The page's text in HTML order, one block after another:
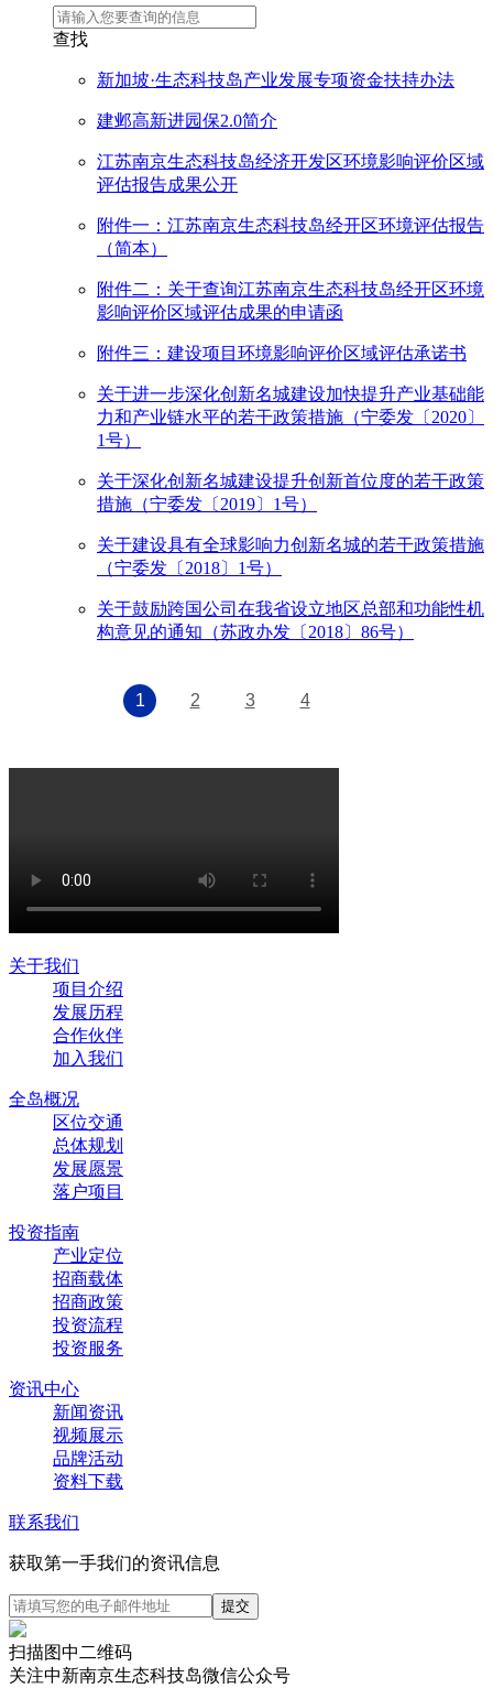
查找
新加坡·生态科技岛产业发展专项资金扶持办法
建邺高新进园保2.0简介
江苏南京生态科技岛经济开发区环境影响评价区域
评估报告成果公开
附件一：江苏南京生态科技岛经开区环境评估报告
（简本）
附件二：关于查询江苏南京生态科技岛经开区环境
影响评价区域评估成果的申请函
附件三：建设项目环境影响评价区域评估承诺书
关于进一步深化创新名城建设加快提升产业基础能
力和产业链水平的若干政策措施（宁委发〔2020〕
1号）
关于深化创新名城建设提升创新首位度的若干政策
措施（宁委发〔2019〕1号）
关于建设具有全球影响力创新名城的若干政策措施
（宁委发〔2018〕1号）
关于鼓励跨国公司在我省设立地区总部和功能性机
构意见的通知（苏政办发〔2018〕86号）
1 2 3 4
关于我们
项目介绍
发展历程
合作伙伴
加入我们
全岛概况
区位交通
总体规划
发展愿景
落户项目
投资指南
产业定位
招商载体
招商政策
投资流程
投资服务
资讯中心
新闻资讯
视频展示
品牌活动
资料下载
联系我们
获取第一手我们的资讯信息
扫描图中二维码
关注中新南京生态科技岛微信公众号